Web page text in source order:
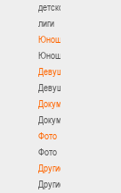
детской
лиги
Юноши
Юноши
Девушки
Девушки
Документы
Документы
Фото
Фото
Другие
Другие